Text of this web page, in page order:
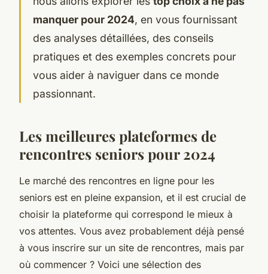
manquer pour 2024, en vous fournissant
des analyses détaillées, des conseils
pratiques et des exemples concrets pour
vous aider à naviguer dans ce monde
passionnant.
Les meilleures plateformes de
rencontres seniors pour 2024
Le marché des rencontres en ligne pour les
seniors est en pleine expansion, et il est crucial de
choisir la plateforme qui correspond le mieux à
vos attentes. Vous avez probablement déjà pensé
à vous inscrire sur un site de rencontres, mais par
où commencer ? Voici une sélection des